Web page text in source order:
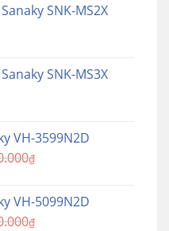
SNK-MS2X
SNK-MS3X
VH-3599N2D
₫
VH-5099N2D
₫